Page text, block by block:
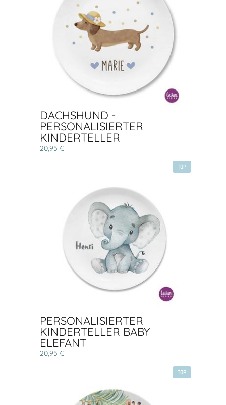
DACHSHUND -
PERSONALISIERTER
KINDERTELLER
20,95 €
TOP
PERSONALISIERTER
KINDERTELLER BABY
ELEFANT
20,95 €
TOP